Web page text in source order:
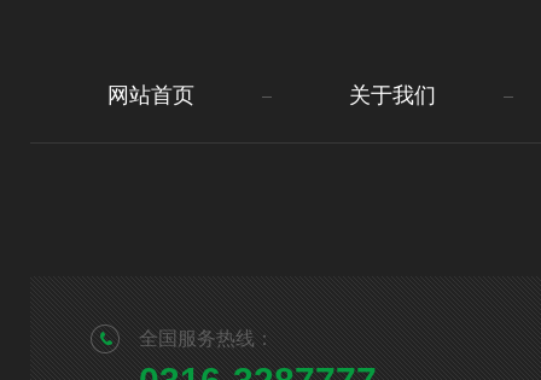
网站首页 关于我们
全国服务热线：